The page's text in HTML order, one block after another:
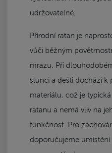
udržovatelné.
Přírodní ratan je
vůči běžným
mrazu. Při
slunci a dešti dochází k
materiálu, což je
ratanu a nemá vliv na
funkčnost. Pro
doporučujeme